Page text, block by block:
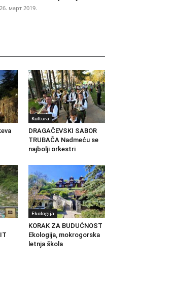
26. март 2019.
Kultura
DRAGAČEVSKI SABOR
TRUBAČA Nadmeću se
najbolji orkestri
Ekologija
KORAK ZA BUDUĆNOST
Ekologija, mokrogorska
letnja škola